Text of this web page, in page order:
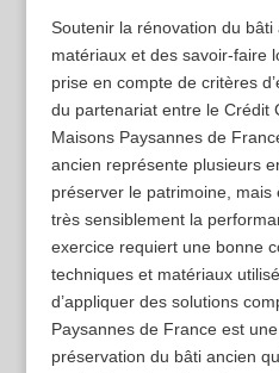
Soutenir la rénovation du
matériaux et des savoir-faire
prise en compte de critères
du partenariat entre le Crédit
Maisons Paysannes de
ancien représente plusieurs
préserver le patrimoine, mais
très sensiblement la
exercice requiert une bonne
techniques et matériaux
d’appliquer des solutions
Paysannes de France est
préservation du bâti ancien